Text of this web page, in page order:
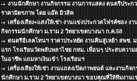
งานนักศึกษา งานกิจกรรม งานการแสดง ดนตรีประก
ราคามิตรภาพ โดย แอ๊ด มิวสิค
เครื่องเสียง+แสงให้เช่า งานแข่งประกวดโฟรค์ซอง งา
กิจกรรมนักศึกษา ม.ราม 2 วิทยาเขตบางนา ก.ค.58
ดนตรีอีเลคโทนฯ ราคาประหยัด งานคืนสู่เหย้า สพช.
แรก โรงเรียนวัดพลับพลาไชย กทม. เพื่อนๆ ประสบความ
ในอาชีพ แถมหาเงินเข้า โรงเรียนฯ
เครื่องเสียงให้เช่า งานแถลงเปิดภาพยนต์ และงานกิจก
นักศึกษา ม.ราม 2 วิทยาเขตบางนา ขอบคุณที่ให้ทีมงานเ